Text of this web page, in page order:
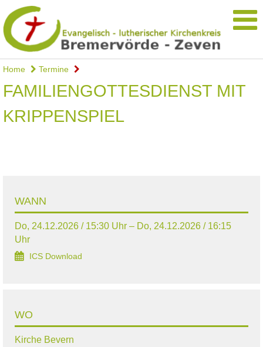
Home Termine
FAMILIENGOTTESDIENST MIT
KRIPPENSPIEL
WANN
Do, 24.12.2026 / 15:30 Uhr – Do, 24.12.2026 / 16:15
Uhr
ICS Download
WO
Kirche Bevern